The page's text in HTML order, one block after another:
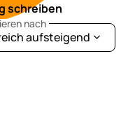
schreiben
nach
aufsteigend